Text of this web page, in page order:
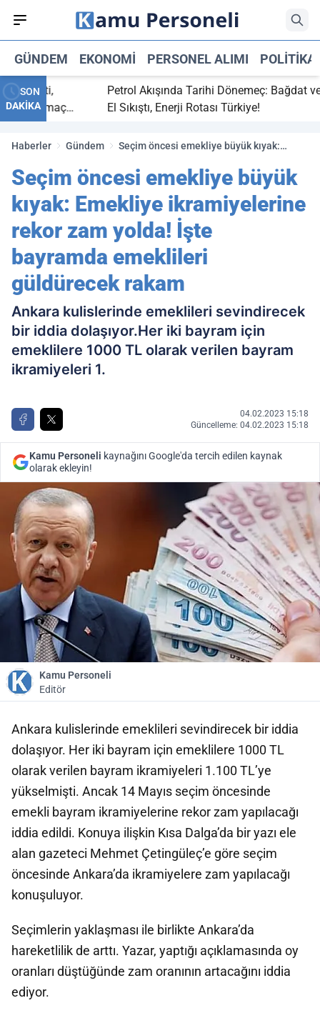
GÜNDEM EKONOMI PERSONEL ALIMI POLITIKA
SON
DAKİKA
bitti,
maç
Petrol Akışında Tarihi Dönemeç: Bağdat ve Erbil
El Sıkıştı, Enerji Rotası Türkiye!
Haberler Gündem
Seçim öncesi emekliye büyük kıyak:
İşte bayramda emeklileri güldürecek
rakam
Seçim öncesi emekliye büyük
kıyak: Emekliye ikramiyelerine
rekor zam yolda! İşte
bayramda emeklileri
güldürecek rakam
Ankara kulislerinde emeklileri sevindirecek
bir iddia dolaşıyor.Her iki bayram için
emeklilere 1000 TL olarak verilen bayram
ikramiyeleri 1.
04.02.2023 15:18
Güncelleme: 04.02.2023 15:18
Kamu Personeli kaynağını Google'da tercih edilen kaynak
olarak ekleyin!
Kamu Personeli
Editör
Ankara kulislerinde emeklileri sevindirecek bir iddia
dolaşıyor. Her iki bayram için emeklilere 1000 TL
olarak verilen bayram ikramiyeleri 1.100 TL’ye
yükselmişti. Ancak 14 Mayıs seçim öncesinde
emekli bayram ikramiyelerine rekor zam yapılacağı
iddia edildi. Konuya ilişkin Kısa Dalga’da bir yazı ele
alan gazeteci Mehmet Çetingüleç’e göre seçim
öncesinde Ankara’da ikramiyelere zam yapılacağı
konuşuluyor.
Seçimlerin yaklaşması ile birlikte Ankara’da
hareketlilik de arttı. Yazar, yaptığı açıklamasında oy
oranları düştüğünde zam oranının artacağını iddia
ediyor.